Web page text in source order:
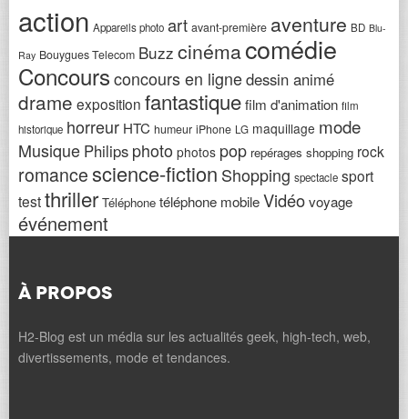
action Appareils photo art avant-première aventure BD Blu-
Ray Bouygues Telecom Buzz cinémacomédie
Concoursconcours en lignedessin animé
drame exposition fantastiquefilm d'animation film
historique horreur HTC humeur iPhone LG maquillage mode
Musique Philips photo photos pop repérages shopping rock
romancescience-fiction Shopping spectacle sport
testthriller Téléphone téléphone mobileVidéovoyage
événement
À PROPOS
H2-Blog est un média sur les actualités geek, high-tech, web,
divertissements, mode et tendances.